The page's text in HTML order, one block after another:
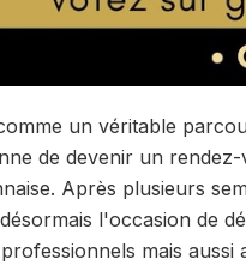
un véritable
de devenir un
Après plusieurs
l'occasion de
mais